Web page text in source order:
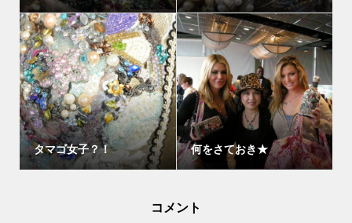
タマゴ女子？！ 何をさておき★
コメント